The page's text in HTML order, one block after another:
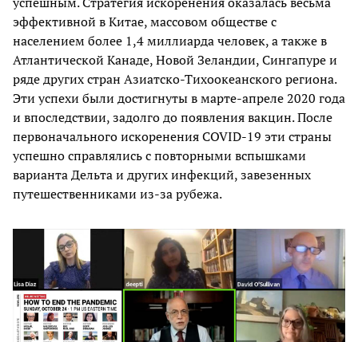
эффективной в Китае, массовом обществе с
населением более 1,4 миллиарда человек, а также в
Атлантической Канаде, Новой Зеландии, Сингапуре и
ряде других стран Азиатско-Тихоокеанского региона.
Эти успехи были достигнуты в марте-апреле 2020 года
и впоследствии, задолго до появления вакцин. После
первоначального искоренения COVID-19 эти страны
успешно справлялись с повторными вспышками
варианта Дельта и других инфекций, завезенных
путешественниками из-за рубежа.